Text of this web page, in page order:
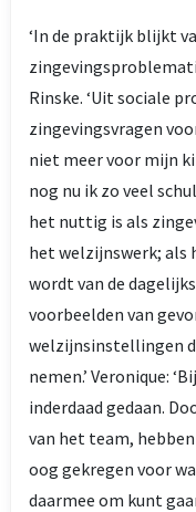
‘In de praktijk blijkt
Rinske. ‘Uit sociale
zingevingsvragen
niet meer voor mijn
nog nu ik zo veel
het nuttig is als
het welzijnswerk; als
wordt van de
voorbeelden van
welzijnsinstellingen
nemen.’ Veronique:
inderdaad gedaan.
van het team,
oog gekregen voor
daarmee om kunt